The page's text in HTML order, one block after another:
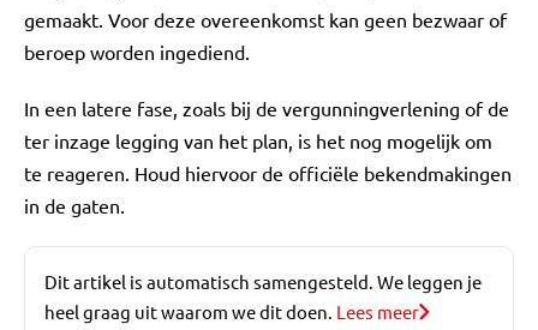
gemaakt. Voor deze overeenkomst kan geen bezwaar of
beroep worden ingediend.
In een latere fase, zoals bij de vergunningverlening of de
ter inzage legging van het plan, is het nog mogelijk om
te reageren. Houd hiervoor de officiële bekendmakingen
in de gaten.
Dit artikel is automatisch samengesteld. We leggen je
heel graag uit waarom we dit doen. Lees meer